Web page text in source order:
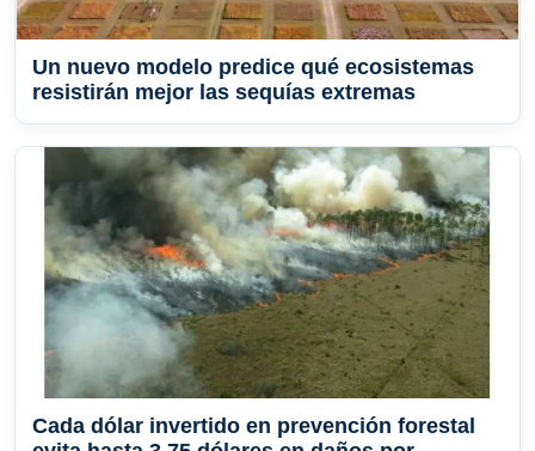
Un nuevo modelo predice qué ecosistemas
resistirán mejor las sequías extremas
Cada dólar invertido en prevención forestal